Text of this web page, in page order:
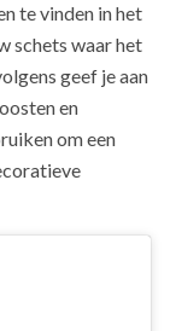
te vinden in het
schets waar het
geef je aan
en
om een